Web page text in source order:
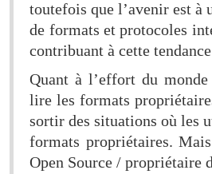
toutefois que l’avenir est à
de formats et protocoles
contribuant à cette
Quant à l’effort du
lire les formats
sortir des situations où les
formats propriétaires.
Open Source / propriétaire